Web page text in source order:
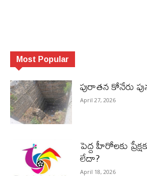
Most Popular
పురాత‌న కోనేరు
April 27, 2026
పెద్ద హీరోల‌కు
లేదా?
April 18, 2026